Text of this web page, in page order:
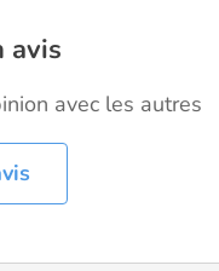
avis
avec les autres